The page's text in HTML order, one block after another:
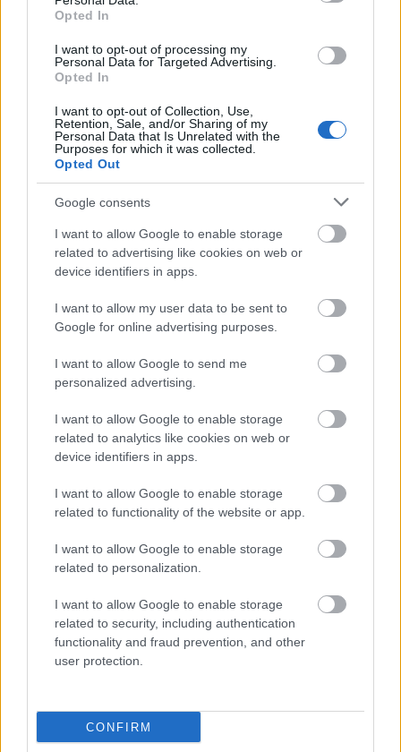
Opted In
I want to opt-out of processing my
Personal Data for Targeted Advertising.
Opted In
I want to opt-out of Collection, Use,
Retention, Sale, and/or Sharing of my
Personal Data that Is Unrelated with the
Purposes for which it was collected.
Opted Out
Google consents
I want to allow Google to enable storage
related to advertising like cookies on web or
device identifiers in apps.
I want to allow my user data to be sent to
Google for online advertising purposes.
I want to allow Google to send me
personalized advertising.
I want to allow Google to enable storage
related to analytics like cookies on web or
device identifiers in apps.
I want to allow Google to enable storage
related to functionality of the website or app.
I want to allow Google to enable storage
related to personalization.
I want to allow Google to enable storage
related to security, including authentication
functionality and fraud prevention, and other
user protection.
CONFIRM
koncertekben és fesztiválokban, így érdemes előre
tervezni, valamint átgondolni azt, mit ne hagyjon ...
Hegyalja = rockzene
Hirdetés•2015. május 07.
A 15 éves múltra visszatekintő Hegyalja Fesztivál a
rockzenerajongók fellegváraként lett ismert, miután